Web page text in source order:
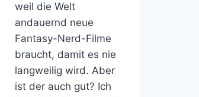
weil die Welt
andauernd neue
Fantasy-Nerd-Filme
braucht, damit es nie
langweilig wird. Aber
ist der auch gut? Ich